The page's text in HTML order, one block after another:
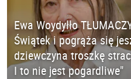
Ewa Woydyłło
Świątek i pogrąża się
dziewczyna troszkę
I to nie jest pogardliwe"